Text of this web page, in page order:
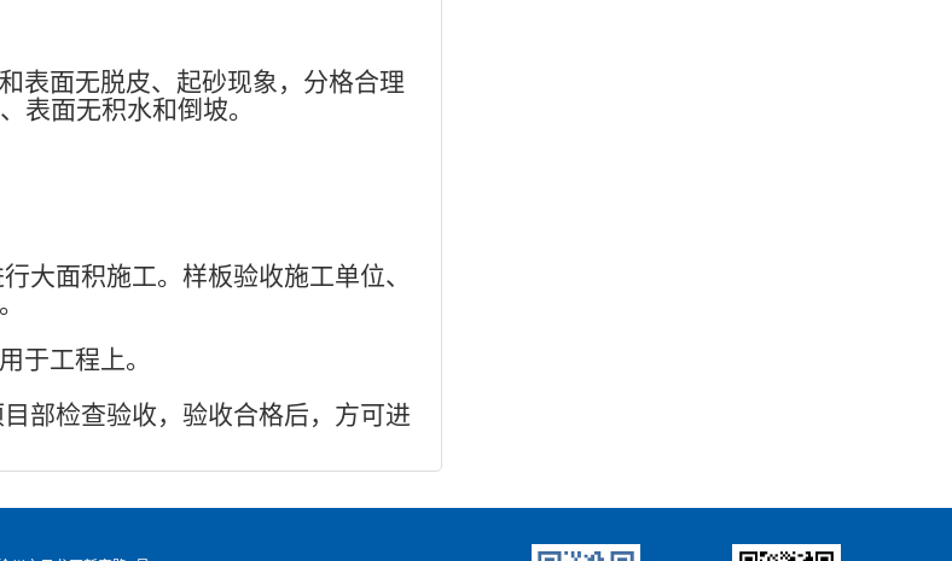
表面无脱皮、起砂现象，分格合理
表面无积水和倒坡。
大面积施工。样板验收施工单位、
于工程上。
部检查验收，验收合格后，方可进